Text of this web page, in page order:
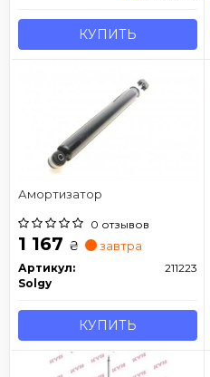
КУПИТЬ
Амортизатор
0 отзывов
1 167 ₴ завтра
Артикул:
211223
Solgy
КУПИТЬ